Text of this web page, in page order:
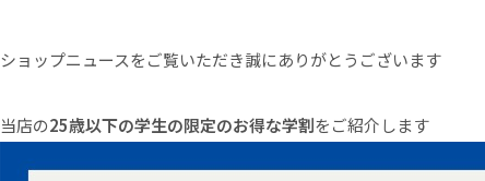
ショップニュースをご覧いただき誠にありがとうございます
当店の25歳以下の学生の限定のお得な学割をご紹介します